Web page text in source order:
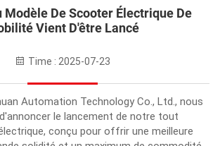
Modèle De Scooter Électrique De
Vient D'être Lancé
Time : 2025-07-23
Automation Technology Co., Ltd., nous
le lancement de notre tout
conçu pour offrir une meilleure